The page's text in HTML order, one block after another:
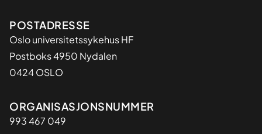
Adresse
POSTADRESSE
Oslo universitetssykehus HF
Postboks 4950 Nydalen
0424 OSLO
Organisasjon
ORGANISASJONSNUMMER
993 467 049